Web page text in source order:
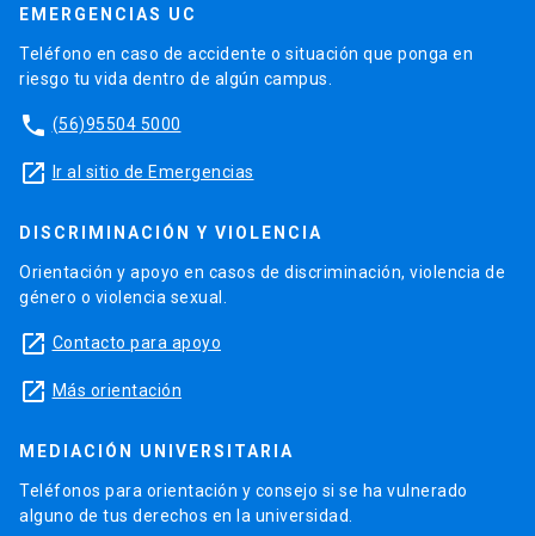
EMERGENCIAS UC
Teléfono en caso de accidente o situación que ponga en
riesgo tu vida dentro de algún campus.
phone (56)95504 5000
launch Ir al sitio de Emergencias
DISCRIMINACIÓN Y VIOLENCIA
Orientación y apoyo en casos de discriminación, violencia de
género o violencia sexual.
launch Contacto para apoyo
launch Más orientación
MEDIACIÓN UNIVERSITARIA
Teléfonos para orientación y consejo si se ha vulnerado
alguno de tus derechos en la universidad.